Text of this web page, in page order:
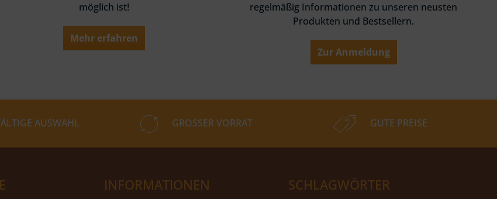
möglich ist!
Mehr erfahren
regelmäßig Informationen zu unseren neusten
Produkten und Bestsellern.
Zur Anmeldung
AUSWAHL GROSSER VORRAT GUTE PREISE
INFORMATIONEN SCHLAGWÖRTER